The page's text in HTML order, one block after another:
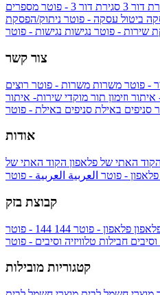
דור 3 סגירת דור 3 - פוטר
מספרים
ביטול עסקה - פוטר ניתוק/הפסקת
שירות - פוטר נגישות
צור קשר
- פוטר משרות משרות - פוטר רוצים
וזימון תור מוקדי שירות- איתור
סניפים באילת סניפים באילת - פוטר
אודות
הקוד האתי של פלאפון הקוד האתי של
- פוטר العربية العربية - פוטר
קבוצת בזק
פלאפון - פוטר 144
וסיבים חבילות טלוויזיה וסיבים - פוטר
קטגוריות מובילות